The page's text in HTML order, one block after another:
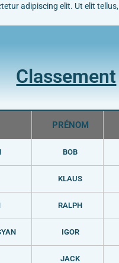
adipiscing elit. Ut elit
Classement
PRÉNOM
BOB
KLAUS
RALPH
IGOR
JACK